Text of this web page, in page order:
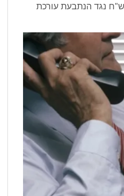
ועד יוני 89' (להלן: "המזכיר"), תביעה כספית בסך 552,500 ש"ח נגד הנתבעת עורכת